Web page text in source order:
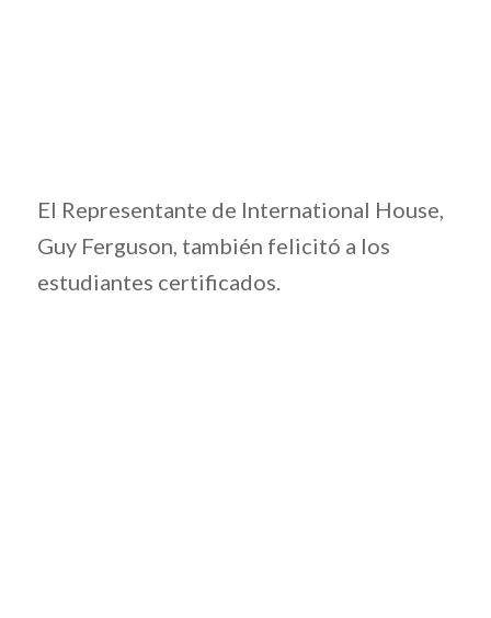
El Representante de International House,
Guy Ferguson, también felicitó a los
estudiantes certificados.